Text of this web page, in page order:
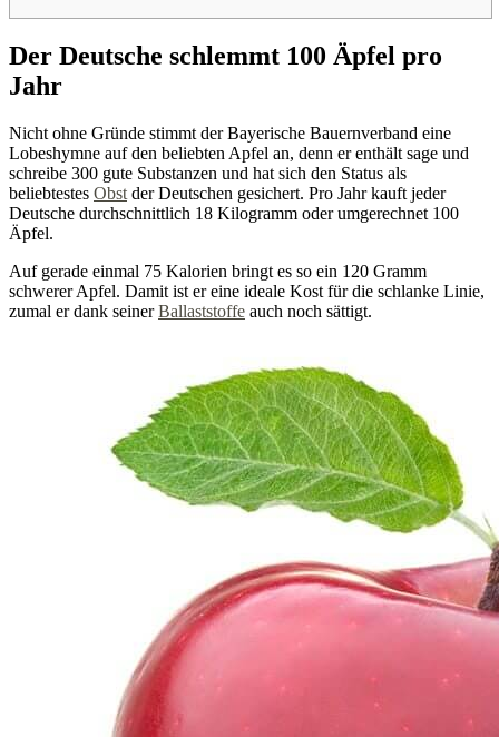
Der Deutsche schlemmt 100 Äpfel pro
Jahr
Nicht ohne Gründe stimmt der Bayerische Bauernverband eine
Lobeshymne auf den beliebten Apfel an, denn er enthält sage und
schreibe 300 gute Substanzen und hat sich den Status als
beliebtestes Obst der Deutschen gesichert. Pro Jahr kauft jeder
Deutsche durchschnittlich 18 Kilogramm oder umgerechnet 100
Äpfel.
Auf gerade einmal 75 Kalorien bringt es so ein 120 Gramm
schwerer Apfel. Damit ist er eine ideale Kost für die schlanke Linie,
zumal er dank seinerBallaststoffe auch noch sättigt.